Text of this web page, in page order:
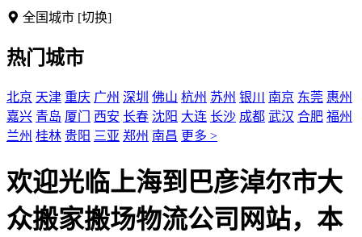
全国城市 [切换]
热门城市
北京 天津 重庆 广州 深圳 佛山 杭州 苏州 银川 南京 东莞 惠州
嘉兴 青岛 厦门 西安 长春 沈阳 大连 长沙 成都 武汉 合肥 福州
兰州 桂林 贵阳 三亚 郑州 南昌 更多 >
欢迎光临上海到巴彦淖尔市大
众搬家搬场物流公司网站，本